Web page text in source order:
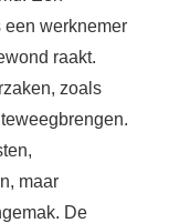
een werknemer
raakt.
zoals
maar
De